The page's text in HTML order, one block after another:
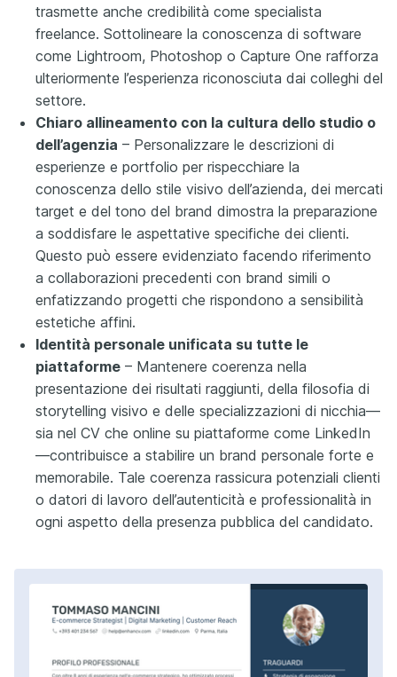
trasmette anche credibilità come specialista
freelance. Sottolineare la conoscenza di software
come Lightroom, Photoshop o Capture One rafforza
ulteriormente l’esperienza riconosciuta dai colleghi del
settore.
Chiaro allineamento con la cultura dello studio o
dell’agenzia – Personalizzare le descrizioni di
esperienze e portfolio per rispecchiare la
conoscenza dello stile visivo dell’azienda, dei mercati
target e del tono del brand dimostra la preparazione
a soddisfare le aspettative specifiche dei clienti.
Questo può essere evidenziato facendo riferimento
a collaborazioni precedenti con brand simili o
enfatizzando progetti che rispondono a sensibilità
estetiche affini.
Identità personale unificata su tutte le
piattaforme – Mantenere coerenza nella
presentazione dei risultati raggiunti, della filosofia di
storytelling visivo e delle specializzazioni di nicchia—
sia nel CV che online su piattaforme come LinkedIn
—contribuisce a stabilire un brand personale forte e
memorabile. Tale coerenza rassicura potenziali clienti
o datori di lavoro dell’autenticità e professionalità in
ogni aspetto della presenza pubblica del candidato.